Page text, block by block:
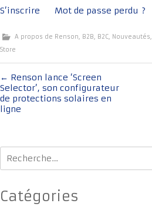
S’inscrire Mot de passe perdu ?
A propos de Renson, B2B, B2C, Nouveautés,
Store
Navigation
de
l'article
← Renson lance ‘Screen
Selector’, son configurateur
de protections solaires en
ligne
Rechercher :
Catégories